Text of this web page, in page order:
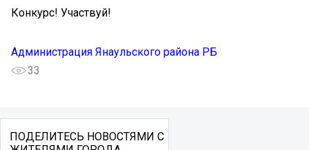
Конкурс! Участвуй!
Администрация Янаульского района РБ
33
ПОДЕЛИТЕСЬ НОВОСТЯМИ С